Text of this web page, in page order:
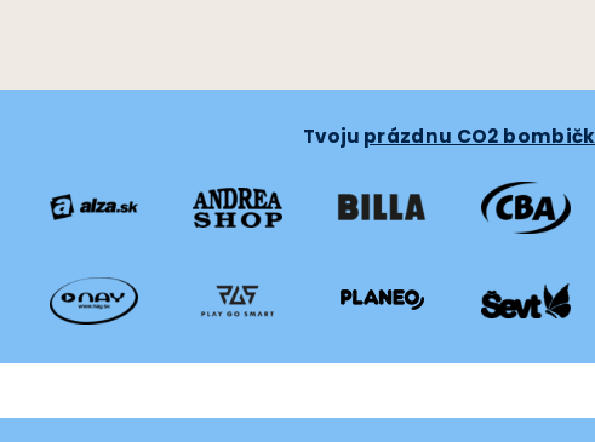
Tvoju prázdnu CO2